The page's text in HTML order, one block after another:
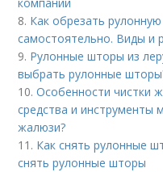
8. Как обрезать
самостоятельно. Виды и
9. Рулонные шторы из
выбрать рулонные
10.Особенности чистки
средства и инструменты
жалюзи?
11. Как снять рулонные
снять рулонные шторы